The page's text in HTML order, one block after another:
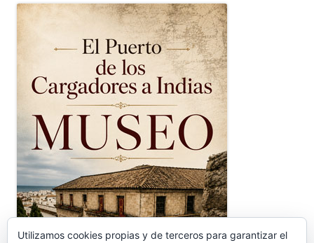
Utilizamos cookies propias y de terceros para garantizar el